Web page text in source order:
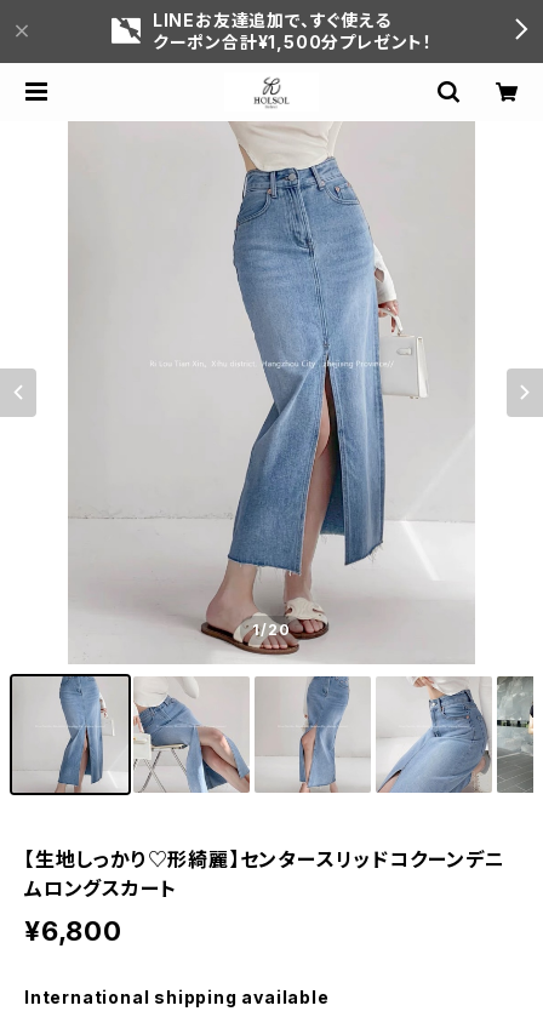
LINEお友達追加で、すぐ使える
クーポン合計¥1,500分プレゼント！
1/20
【生地しっかり♡形綺麗】センタースリッドコクーンデニ
ムロングスカート
¥6,800
International shipping available